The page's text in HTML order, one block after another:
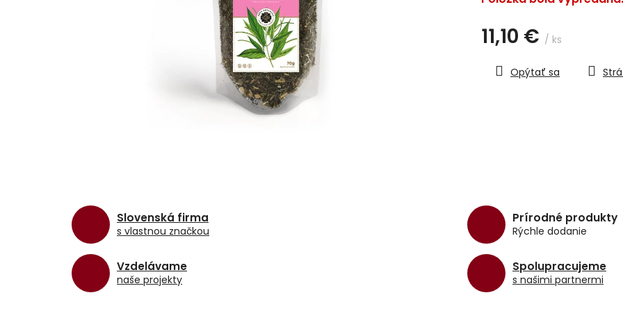
11,10 € / ks
cena: Opýtať sa
Slovenská firma
s vlastnou značkou
Prírodné produkty
Rýchle dodanie
Vzdelávame
naše projekty
Spolupracujeme
s našimi partnermi